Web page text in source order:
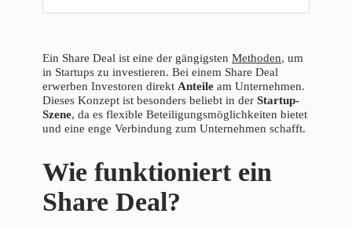
Ein Share Deal ist eine der gängigsten Methoden, um
in Startups zu investieren. Bei einem Share Deal
erwerben Investoren direkt Anteile am Unternehmen.
Dieses Konzept ist besonders beliebt in der Startup-
Szene, da es flexible Beteiligungsmöglichkeiten bietet
und eine enge Verbindung zum Unternehmen schafft.
Wie funktioniert ein
Share Deal?